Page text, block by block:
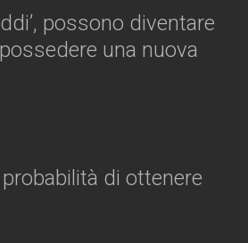
possono diventare
una nuova
di ottenere